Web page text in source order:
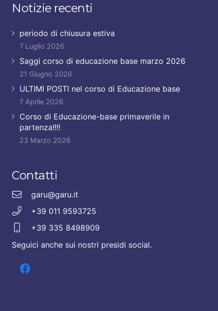
Notizie recenti
periodo di chiusura estiva
7 Luglio 2026
Saggi corso di educazione base marzo 2026
21 Giugno 2026
ULTIMI POSTI nel corso di Educazione base
7 Aprile 2026
Corso di Educazione-base primaverile in
partenza!!!!
23 Marzo 2026
Contatti
garu@garu.it
+39 011 9593725
+39 335 8498909
Seguici anche sui nostri presidi social.